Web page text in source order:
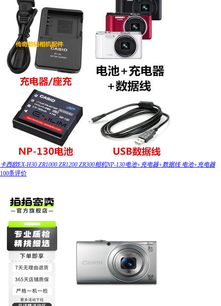
卡西欧EX-H30 ZR1000 ZR1200 ZR300相机NP-130电池+充电器+数据线 电池+充电器
100条评价